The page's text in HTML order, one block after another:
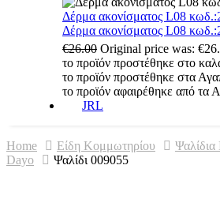
Δέρμα ακονίσματος L08
Δέρμα ακονίσματος L08
€26.00 Original price was:
το προϊόν προστέθηκε στο
το προϊόν προστέθηκε στα
το προϊόν αφαιρέθηκε από τα
JRL
Home Είδη Κομμωτηρίου
Dayo
Ψαλίδι 009055